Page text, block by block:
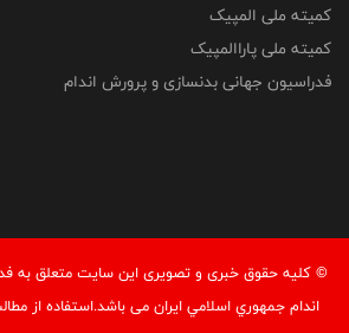
کمیته ملی المپیک
کمیته ملی پاراالمپیک
فدراسیون جهانی بدنسازی و پرورش اندام
© کليه حقوق خبری و تصويری اين سايت متعلق به
اندام جمهوري اسلامي ايران می باشد.استفاده از